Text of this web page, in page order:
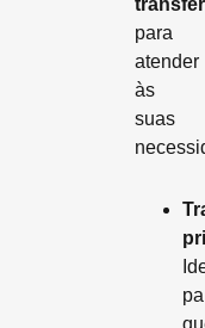
transfer
para
atender
às
suas